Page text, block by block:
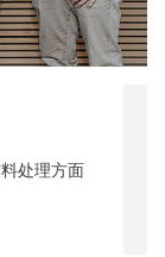
处理方面